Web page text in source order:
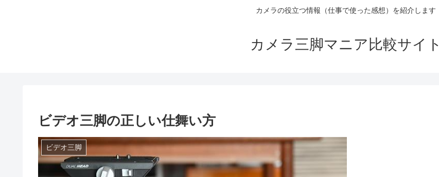
カメラの役立つ情報（仕事で使った感想）を紹介します
カメラ三脚マニア比較サイト
ビデオ三脚の正しい仕舞い方
ビデオ三脚